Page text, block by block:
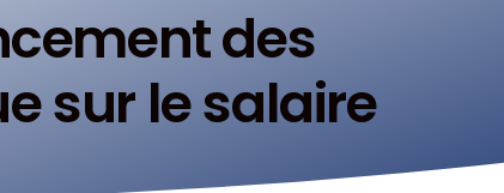
des
sur le salaire